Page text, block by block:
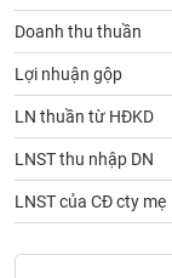
Doanh thu thuần
Lợi nhuận gộp
LN thuần từ HĐKD
LNST thu nhập DN
LNST của CĐ cty mẹ
cáo
phân
tích
(-)
ngữ
(-)